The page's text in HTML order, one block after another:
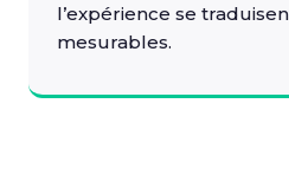
l’expérience se
mesurables.